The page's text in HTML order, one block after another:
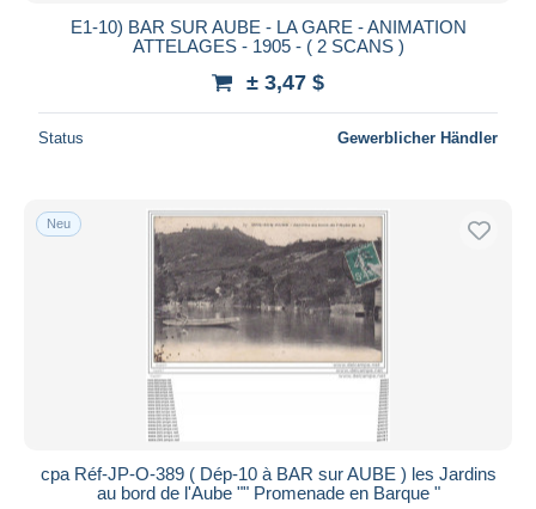
E1-10) BAR SUR AUBE - LA GARE - ANIMATION
ATTELAGES - 1905 - ( 2 SCANS )
± 3,47 $
Status Gewerblicher Händler
Neu
cpa Réf-JP-O-389 ( Dép-10 à BAR sur AUBE ) les Jardins
au bord de l'Aube "" Promenade en Barque "